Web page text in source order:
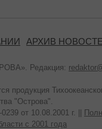
АРХИВ
Редакция:
продукция
"Острова".
от 10.08.2001 г. ||
с 2001 года